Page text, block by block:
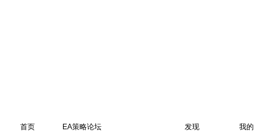
首页 EA策略论坛 发现 我的